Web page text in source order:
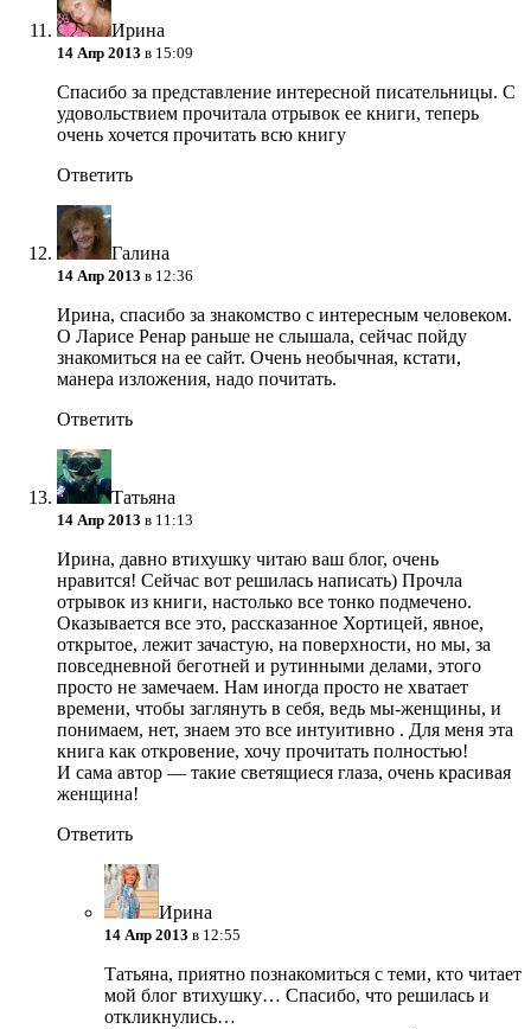
Ирина
14 Апр 2013 в 15:09
Спасибо за представление интересной писательницы. С
удовольствием прочитала отрывок ее книги, теперь
очень хочется прочитать всю книгу
Ответить
Галина
14 Апр 2013 в 12:36
Ирина, спасибо за знакомство с интересным человеком.
О Ларисе Ренар раньше не слышала, сейчас пойду
знакомиться на ее сайт. Очень необычная, кстати,
манера изложения, надо почитать.
Ответить
Татьяна
14 Апр 2013 в 11:13
Ирина, давно втихушку читаю ваш блог, очень
нравится! Сейчас вот решилась написать) Прочла
отрывок из книги, настолько все тонко подмечено.
Оказывается все это, рассказанное Хортицей, явное,
открытое, лежит зачастую, на поверхности, но мы, за
повседневной беготней и рутинными делами, этого
просто не замечаем. Нам иногда просто не хватает
времени, чтобы заглянуть в себя, ведь мы-женщины, и
понимаем, нет, знаем это все интуитивно . Для меня эта
книга как откровение, хочу прочитать полностью!
И сама автор — такие светящиеся глаза, очень красивая
женщина!
Ответить
Ирина
14 Апр 2013 в 12:55
Татьяна, приятно познакомиться с теми, кто читает
мой блог втихушку… Спасибо, что решилась и
откликнулись…